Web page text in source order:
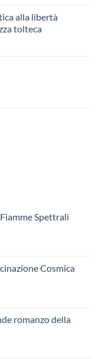
alla libertà
tolteca
Spettrali
Cosmica
romanzo della